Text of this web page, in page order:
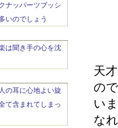
ナッパーツブッシ
いのでしょう
は聞き手の心を沈
の耳に心地よい旋
て含まれてしまっ
天
の
い
な